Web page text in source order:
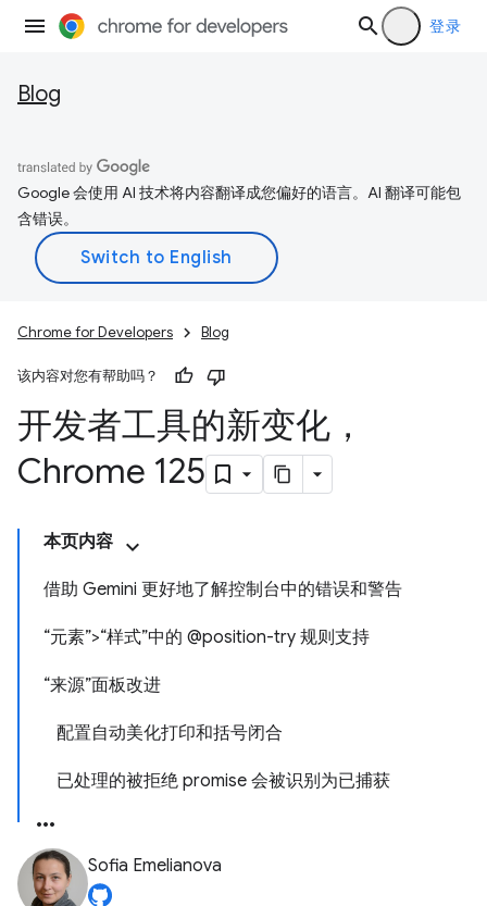
登录
Blog
Google 会使用 AI 技术将内容翻译成您偏好的语言。AI 翻译可能包
含错误。
Chrome for Developers Blog
该内容对您有帮助吗？
开发者工具的新变化，
Chrome 125
本页内容
借助 Gemini 更好地了解控制台中的错误和警告
“元素”>“样式”中的 @position-try 规则支持
“来源”面板改进
配置自动美化打印和括号闭合
已处理的被拒绝 promise 会被识别为已捕获
Sofia Emelianova